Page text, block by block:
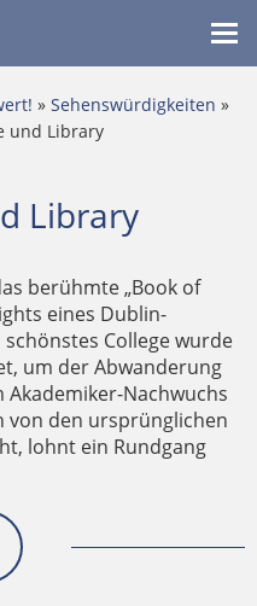
» Sehenswürdigkeiten »
und Library
Library
berühmte „Book of
eines Dublin-
College wurde
um der Abwanderung
Nachwuchs
von den ursprünglichen
lohnt ein Rundgang